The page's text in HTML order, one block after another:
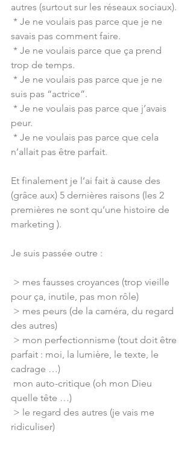
autres (surtout sur les réseaux sociaux).
savais pas comment faire.
trop de temps.
suis pas “actrice”.
peur.
n’allait pas être parfait.
Et finalement je l’ai fait à cause des
(grâce aux) 5 dernières raisons (les 2
premières ne sont qu’une histoire de
marketing ).
Je suis passée outre :
pour ça, inutile, pas mon rôle)
des autres)
parfait : moi, la lumière, le texte, le
cadrage …)
quelle tête …)
ridiculiser)